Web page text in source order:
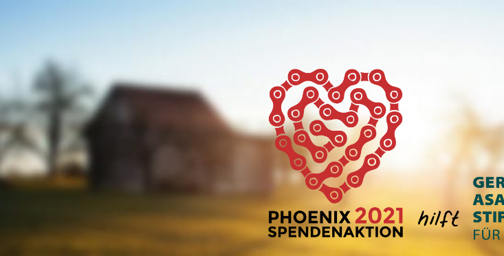
phoenix-